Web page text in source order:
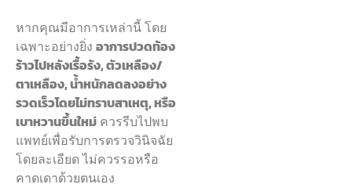
หากคุณมีอาการเหล่านี้ โดย
เฉพาะอย่างยิ่ง อาการปวดท้อง
ร้าวไปหลังเรื้อรัง, ตัวเหลือง/
ตาเหลือง, น้ำหนักลดลงอย่าง
รวดเร็วโดยไม่ทราบสาเหตุ, หรือ
เบาหวานขึ้นใหม่ ควรรีบไปพบ
แพทย์เพื่อรับการตรวจวินิจฉัย
โดยละเอียด ไม่ควรรอหรือ
คาดเดาด้วยตนเอง